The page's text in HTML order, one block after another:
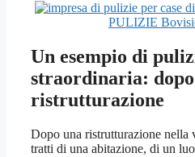
PULIZIE
Un esempio di
straordinaria:
ristrutturazione
Dopo una ristrutturazione nella
tratti di una abitazione, di un